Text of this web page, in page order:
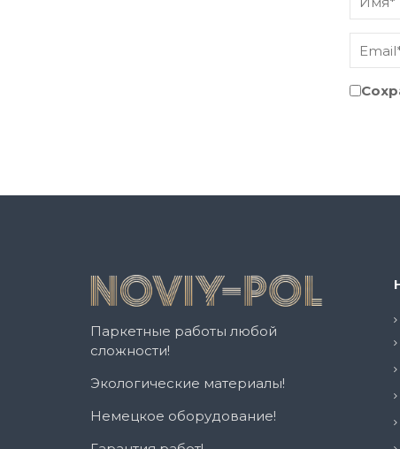
Паркетные работы любой
сложности!
Экологические материалы!
Немецкое оборудование!